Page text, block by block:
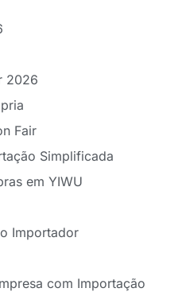
2026
Fair
Simplificada
em YIWU
Importador
com Importação